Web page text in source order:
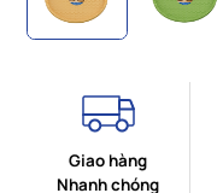
Giao hàng
Nhanh chóng